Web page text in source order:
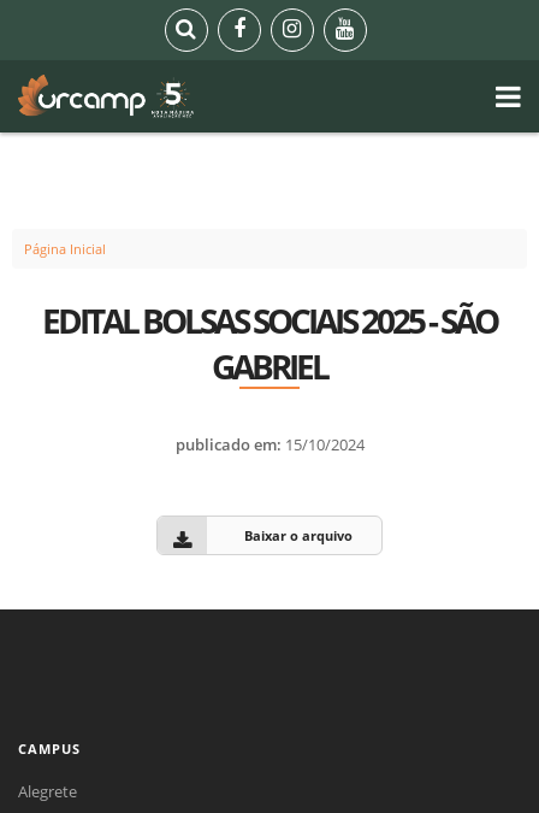
Página Inicial
EDITAL BOLSAS SOCIAIS 2025 - SÃO
GABRIEL
publicado em: 15/10/2024
Baixar o arquivo
CAMPUS
Alegrete